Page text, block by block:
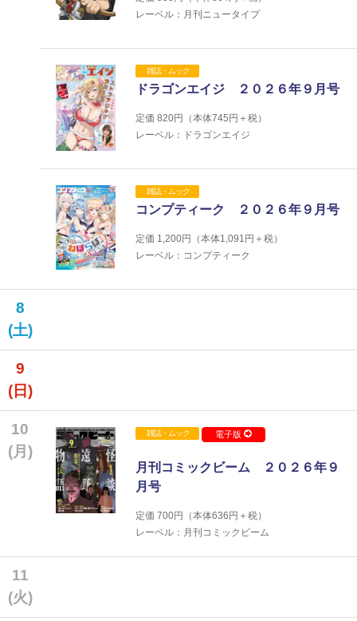
レーベル：月刊ニュータイプ
雑誌・ムック
ドラゴンエイジ ２０２６年９月号
定価 820円（本体745 円＋税）
レーベル：ドラゴンエイジ
雑誌・ムック
コンプティーク ２０２６年９月号
定価 1,200円（本体1,091 円＋税）
レーベル：コンプティーク
8
(土)
9
(日)
10
(月)
雑誌・ムック 電子版
月刊コミックビーム ２０２６年９
月号
定価 700円（本体636 円＋税）
レーベル：月刊コミックビーム
11
(火)